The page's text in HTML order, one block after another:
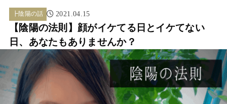
┣陰陽の話 2021.04.15
【陰陽の法則】顔がイケてる日とイケてない
日、あなたもありませんか？